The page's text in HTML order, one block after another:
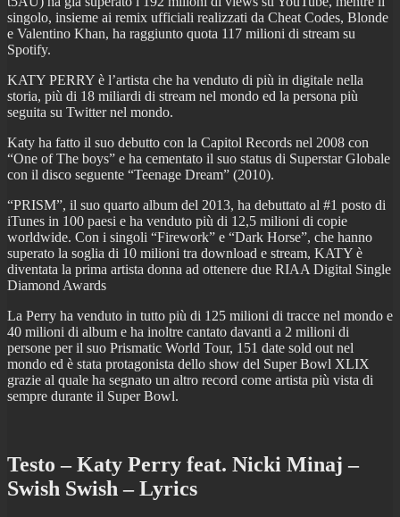
singolo, insieme ai remix ufficiali realizzati da Cheat Codes, Blonde
e Valentino Khan, ha raggiunto quota 117 milioni di stream su
Spotify.
KATY PERRY è l’artista che ha venduto di più in digitale nella
storia, più di 18 miliardi di stream nel mondo ed la persona più
seguita su Twitter nel mondo.
Katy ha fatto il suo debutto con la Capitol Records nel 2008 con
“One of The boys” e ha cementato il suo status di Superstar Globale
con il disco seguente “Teenage Dream” (2010).
“PRISM”, il suo quarto album del 2013, ha debuttato al #1 posto di
iTunes in 100 paesi e ha venduto più di 12,5 milioni di copie
worldwide. Con i singoli “Firework” e “Dark Horse”, che hanno
superato la soglia di 10 milioni tra download e stream, KATY è
diventata la prima artista donna ad ottenere due RIAA Digital Single
Diamond Awards
La Perry ha venduto in tutto più di 125 milioni di tracce nel mondo e
40 milioni di album e ha inoltre cantato davanti a 2 milioni di
persone per il suo Prismatic World Tour, 151 date sold out nel
mondo ed è stata protagonista dello show del Super Bowl XLIX
grazie al quale ha segnato un altro record come artista più vista di
sempre durante il Super Bowl.
Testo – Katy Perry feat. Nicki Minaj –
Swish Swish – Lyrics